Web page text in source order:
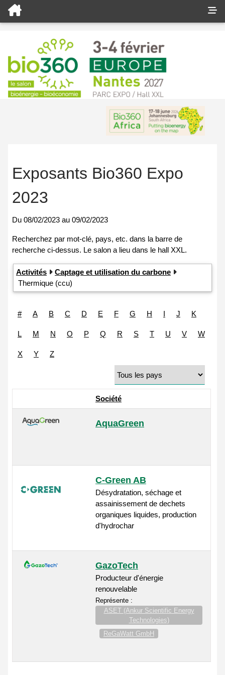
Exposants Bio360 Expo
2023
Du 08/02/2023 au 09/02/2023
Activités
Captage et utilisation du carbone
Thermique (ccu)
# A B C D E F G H I J K
L M N O P Q R S T U V W
X Y Z
Société
AquaGreen
C-Green AB
Désydratation, séchage et
assainissement de dechets
organiques liquides, production
d'hydrochar
GazoTech
Producteur d'énergie
renouvelable
Représente :
ASET (Ankur Scientific Energy
Technologies)
ReGaWatt GmbH